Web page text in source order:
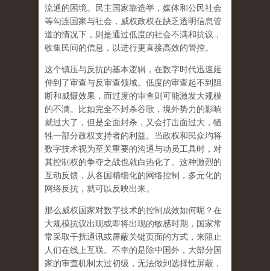
流通的困境。民主国家靠选举，媒体和公民社会
等勾连国家与社会，威权政权在缺乏透明信息管
道的情况下，则是通过低度的社会不满和抗议，
收集民间的信息，以进行更直接高效的管控。
这个镇压与反抗的基本逻辑，在数字时代迅速延
伸到了审查与反审查领域。低度的审查起不到阻
断和威慑效果，而过度的审查则可能激发大规模
的不满。比如完全不封杀谷歌，境外势力的影响
就过大了，但是全面封杀，又会打击面过大，牺
牲一部分政权支持者的利益。当政权和民众均将
数字技术视为至关重要的沟通与动员工具时，对
其控制权的争夺之战也就白热化了。这种激烈的
互动反馈，从各国精细化的网络控制，多元化的
网络反抗，就可以反映出来。
那么威权国家对数字技术的控制成效如何呢？在
大规模抗议出现或即将出现的敏感时期，国家常
常采取干扰通讯或屏蔽关键页面的方式，来阻止
人们在线上互联。不幸的是除中国外，大部分国
家的审查机制太过初级，无法做到选择性屏蔽，